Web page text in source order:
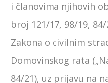
i članovima njihovih
broj 121/17, 98/19,
Zakona o civilnim
Domovinskog rata
84/21), uz prijavu na